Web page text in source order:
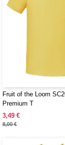
Fruit of the Loom
Premium T
3,49 €
8,00 €